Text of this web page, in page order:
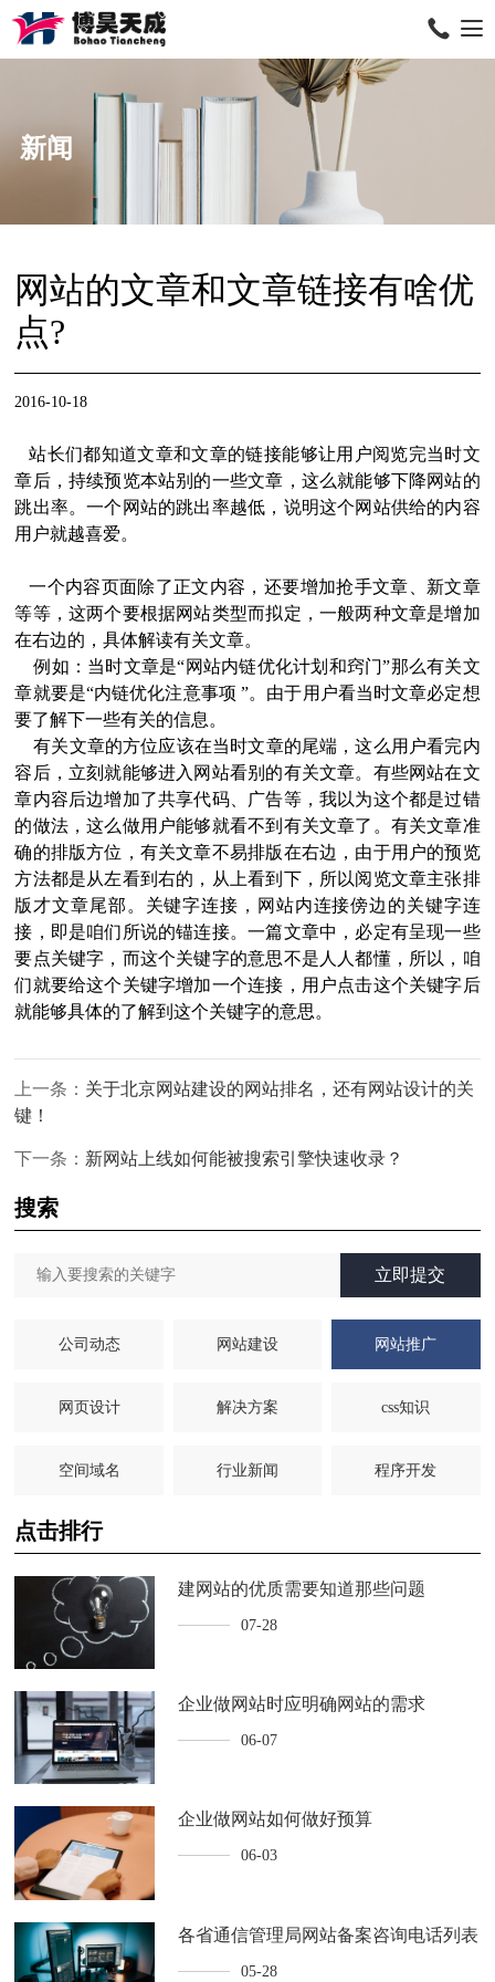
新闻
网站的文章和文章链接有啥优
点?
2016-10-18
站长们都知道文章和文章的链接能够让用户阅览完当时文
章后，持续预览本站别的一些文章，这么就能够下降网站的
跳出率。一个网站的跳出率越低，说明这个网站供给的内容
用户就越喜爱。
一个内容页面除了正文内容，还要增加抢手文章、新文章
等等，这两个要根据网站类型而拟定，一般两种文章是增加
在右边的，具体解读有关文章。
例如：当时文章是“网站内链优化计划和窍门”那么有关文
章就要是“内链优化注意事项 ”。由于用户看当时文章必定想
要了解下一些有关的信息。
有关文章的方位应该在当时文章的尾端，这么用户看完内
容后，立刻就能够进入网站看别的有关文章。有些网站在文
章内容后边增加了共享代码、广告等，我以为这个都是过错
的做法，这么做用户能够就看不到有关文章了。有关文章准
确的排版方位，有关文章不易排版在右边，由于用户的预览
方法都是从左看到右的，从上看到下，所以阅览文章主张排
版才文章尾部。关键字连接，网站内连接傍边的关键字连
接，即是咱们所说的锚连接。一篇文章中，必定有呈现一些
要点关键字，而这个关键字的意思不是人人都懂，所以，咱
们就要给这个关键字增加一个连接，用户点击这个关键字后
就能够具体的了解到这个关键字的意思。
上一条： 关于北京网站建设的网站排名，还有网站设计的关
键！
下一条： 新网站上线如何能被搜索引擎快速收录？
搜索
立即提交
公司动态 网站建设 网站推广
网页设计 解决方案 css知识
空间域名 行业新闻 程序开发
点击排行
建网站的优质需要知道那些问题
07-28
企业做网站时应明确网站的需求
06-07
企业做网站如何做好预算
06-03
各省通信管理局网站备案咨询电话列表
05-28